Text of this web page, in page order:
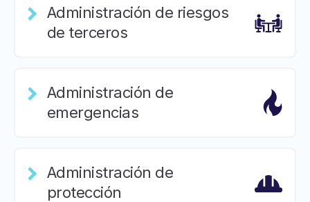
Administración de riesgos
de terceros
Administración de
emergencias
Administración de
protección